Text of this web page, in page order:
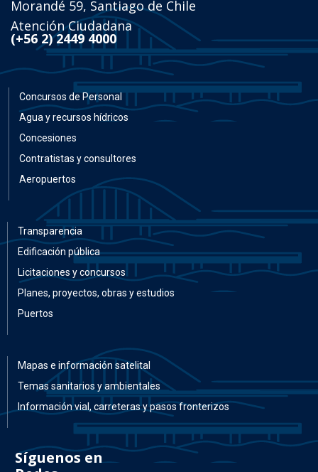
Morandé 59, Santiago de Chile
Atención Ciudadana
(+56 2) 2449 4000
Concursos de Personal
Agua y recursos hídricos
Concesiones
Contratistas y consultores
Aeropuertos
Transparencia
Edificación pública
Licitaciones y concursos
Planes, proyectos, obras y estudios
Puertos
Mapas e información satelital
Temas sanitarios y ambientales
Información vial, carreteras y pasos fronterizos
Síguenos en